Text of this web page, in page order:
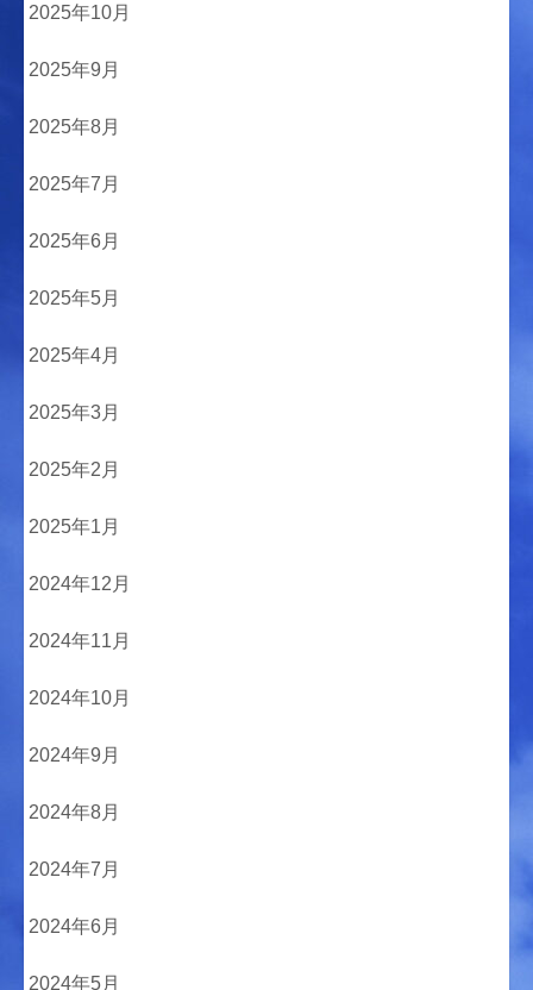
2025年10月
2025年9月
2025年8月
2025年7月
2025年6月
2025年5月
2025年4月
2025年3月
2025年2月
2025年1月
2024年12月
2024年11月
2024年10月
2024年9月
2024年8月
2024年7月
2024年6月
2024年5月